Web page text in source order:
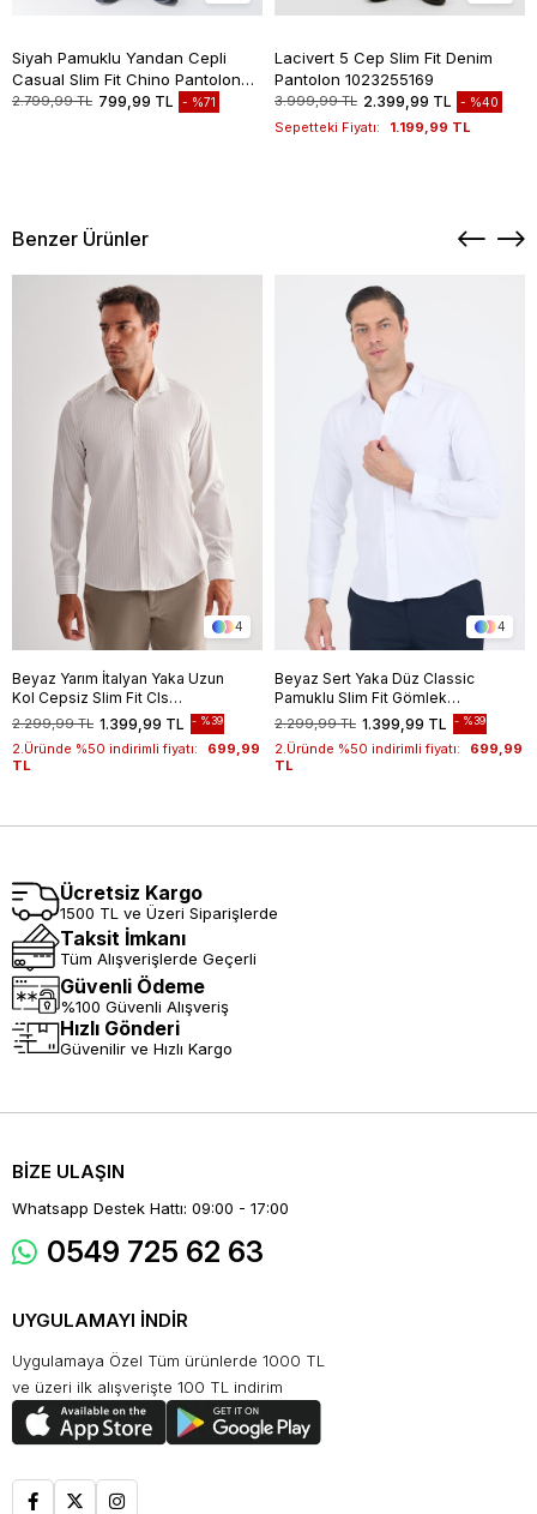
Siyah Pamuklu Yandan Cepli
Casual Slim Fit Chino Pantolon
1003235117
2.799,99 TL 799,99 TL %71
Lacivert 5 Cep Slim Fit Denim
Pantolon 1023255169
3.999,99 TL 2.399,99 TL %40
Sepetteki Fiyatı: 1.199,99 TL
Benzer Ürünler
4
Beyaz Yarım İtalyan Yaka Uzun
Kol Cepsiz Slim Fit Cls
Gömlek 1004255174
1.399,99 TL
2.299,99 TL %39
2.Üründe %50 indirimli fiyatı:
699,99
TL
4
Beyaz Sert Yaka Düz Classic
Pamuklu Slim Fit Gömlek
1004250214 1.399,99 TL
2.299,99 TL %39
2.Üründe %50 indirimli fiyatı:
699,99
TL
Ücretsiz Kargo
1500 TL ve Üzeri Siparişlerde
Taksit İmkanı
Tüm Alışverişlerde Geçerli
Güvenli Ödeme
%100 Güvenli Alışveriş
Hızlı Gönderi
Güvenilir ve Hızlı Kargo
BİZE ULAŞIN
Whatsapp Destek Hattı: 09:00 - 17:00
0549 725 62 63
UYGULAMAYI İNDİR
Uygulamaya Özel Tüm ürünlerde 1000 TL
ve üzeri ilk alışverişte 100 TL indirim